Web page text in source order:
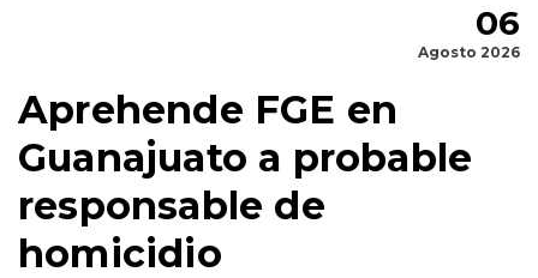
06
Agosto 2026
Aprehende FGE en
Guanajuato a probable
responsable de
homicidio